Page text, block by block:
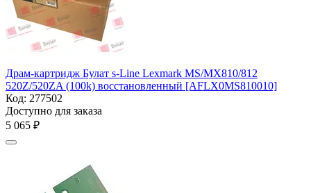
Драм-картридж Булат s-Line Lexmark MS/MX810/812
520Z/520ZA (100k) восстановленный [AFLX0MS810010]
Код: 277502
Доступно для заказа
5 065 ₽